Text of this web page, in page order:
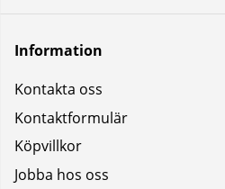
Information
Kontakta oss
Kontaktformulär
Köpvillkor
Jobba hos oss